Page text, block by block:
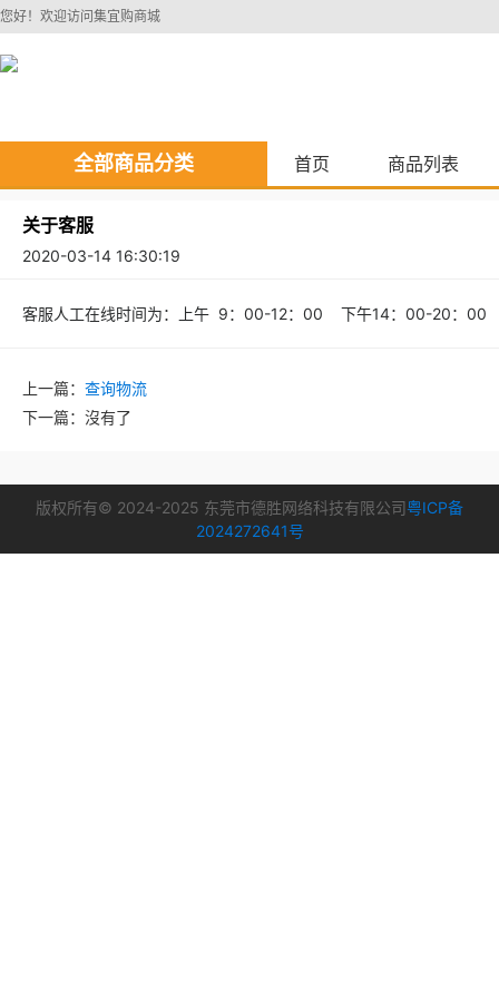
您好！欢迎访问集宜购商城
全部商品分类 首页 商品列表
关于客服
2020-03-14 16:30:19
客服人工在线时间为：上午 9：00-12：00 下午14：00-20：00
上一篇： 查询物流
下一篇： 沒有了
版权所有© 2024-2025 东莞市德胜网络科技有限公司粤ICP备
2024272641号